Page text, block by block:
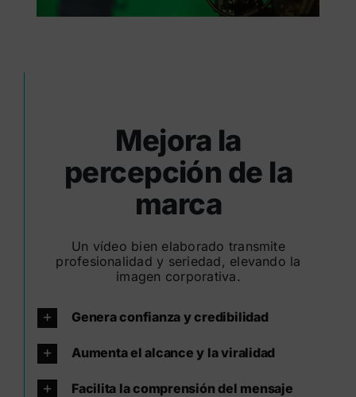
Mejora la
percepción de la
marca
Un vídeo bien elaborado transmite
profesionalidad y seriedad, elevando la
imagen corporativa.
Genera confianza y credibilidad
Aumenta el alcance y la viralidad
Facilita la comprensión del mensaje